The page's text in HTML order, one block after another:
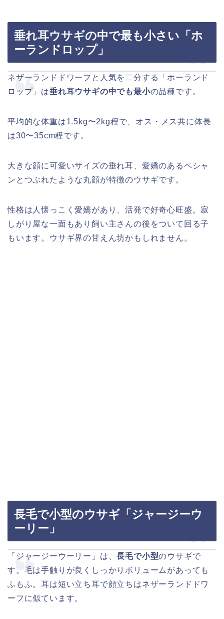
垂れ耳ウサギの中で最も小さい「ホ
ーランドロップ」
ネザーランドドワーフと人気を二分する「ホーランド
ロップ」は垂れ耳ウサギの中でも最小の品種です。
平均的な体重は1.5kg〜2kg程で、オス・メス共に体長
は30〜35cm程です。
大きな顔に可愛いサイズの垂れ耳、愛嬌のあるペシャ
ンとつぶれたような丸顔が特徴のウサギです。
性格は人懐っこく愛嬌があり、活発で好奇心旺盛。寂
しがり屋な一面もあり飼い主さんの後をついて回る子
もいます。ウサギ界の甘えん坊かもしれません。
長毛で小型のウサギ「ジャージーウ
ーリー」
「ジャージーウーリー」は、長毛で小型のウサギで
す。毛は手触りが良くしっかりボリュームがあっても
ふもふ。耳は短い立ち耳で顔立ちはネザーランドドワ
ーフに似ています。